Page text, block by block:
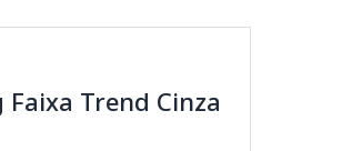
Trend Cinza